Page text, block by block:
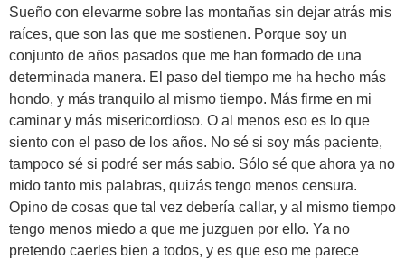
Sueño con elevarme sobre las montañas sin dejar atrás mis
raíces, que son las que me sostienen. Porque soy un
conjunto de años pasados que me han formado de una
determinada manera. El paso del tiempo me ha hecho más
hondo, y más tranquilo al mismo tiempo. Más firme en mi
caminar y más misericordioso. O al menos eso es lo que
siento con el paso de los años. No sé si soy más paciente,
tampoco sé si podré ser más sabio. Sólo sé que ahora ya no
mido tanto mis palabras, quizás tengo menos censura.
Opino de cosas que tal vez debería callar, y al mismo tiempo
tengo menos miedo a que me juzguen por ello. Ya no
pretendo caerles bien a todos, y es que eso me parece